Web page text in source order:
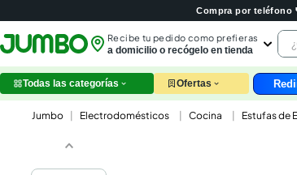
Compra por teléfono
Recibe tu pedido como prefieras
a domicilio o recógelo en tienda
Todas las categorías Ofertas
Electrodomésticos Cocina Estufas de